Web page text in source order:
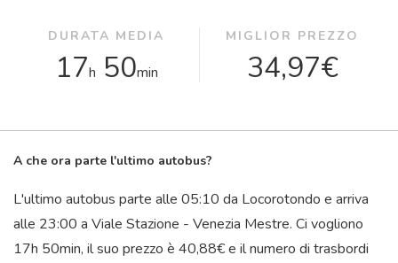
DURATA MEDIA
17h 50min
MIGLIOR PREZZO
34,97€
A che ora parte l'ultimo autobus?
L'ultimo autobus parte alle 05:10 da Locorotondo e arriva
alle 23:00 a Viale Stazione - Venezia Mestre. Ci vogliono
17h 50min, il suo prezzo è 40,88€ e il numero di trasbordi